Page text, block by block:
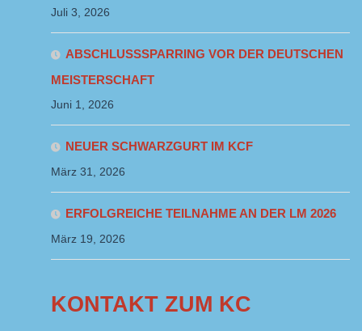
Juli 3, 2026
ABSCHLUSSSPARRING VOR DER DEUTSCHEN
MEISTERSCHAFT
Juni 1, 2026
NEUER SCHWARZGURT IM KCF
März 31, 2026
ERFOLGREICHE TEILNAHME AN DER LM 2026
März 19, 2026
KONTAKT ZUM KC